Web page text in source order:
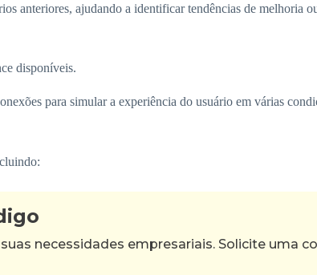
anteriores, ajudando a identificar tendências de melhoria
disponíveis.
para simular a experiência do usuário em várias
necessidades empresariais. Solicite uma